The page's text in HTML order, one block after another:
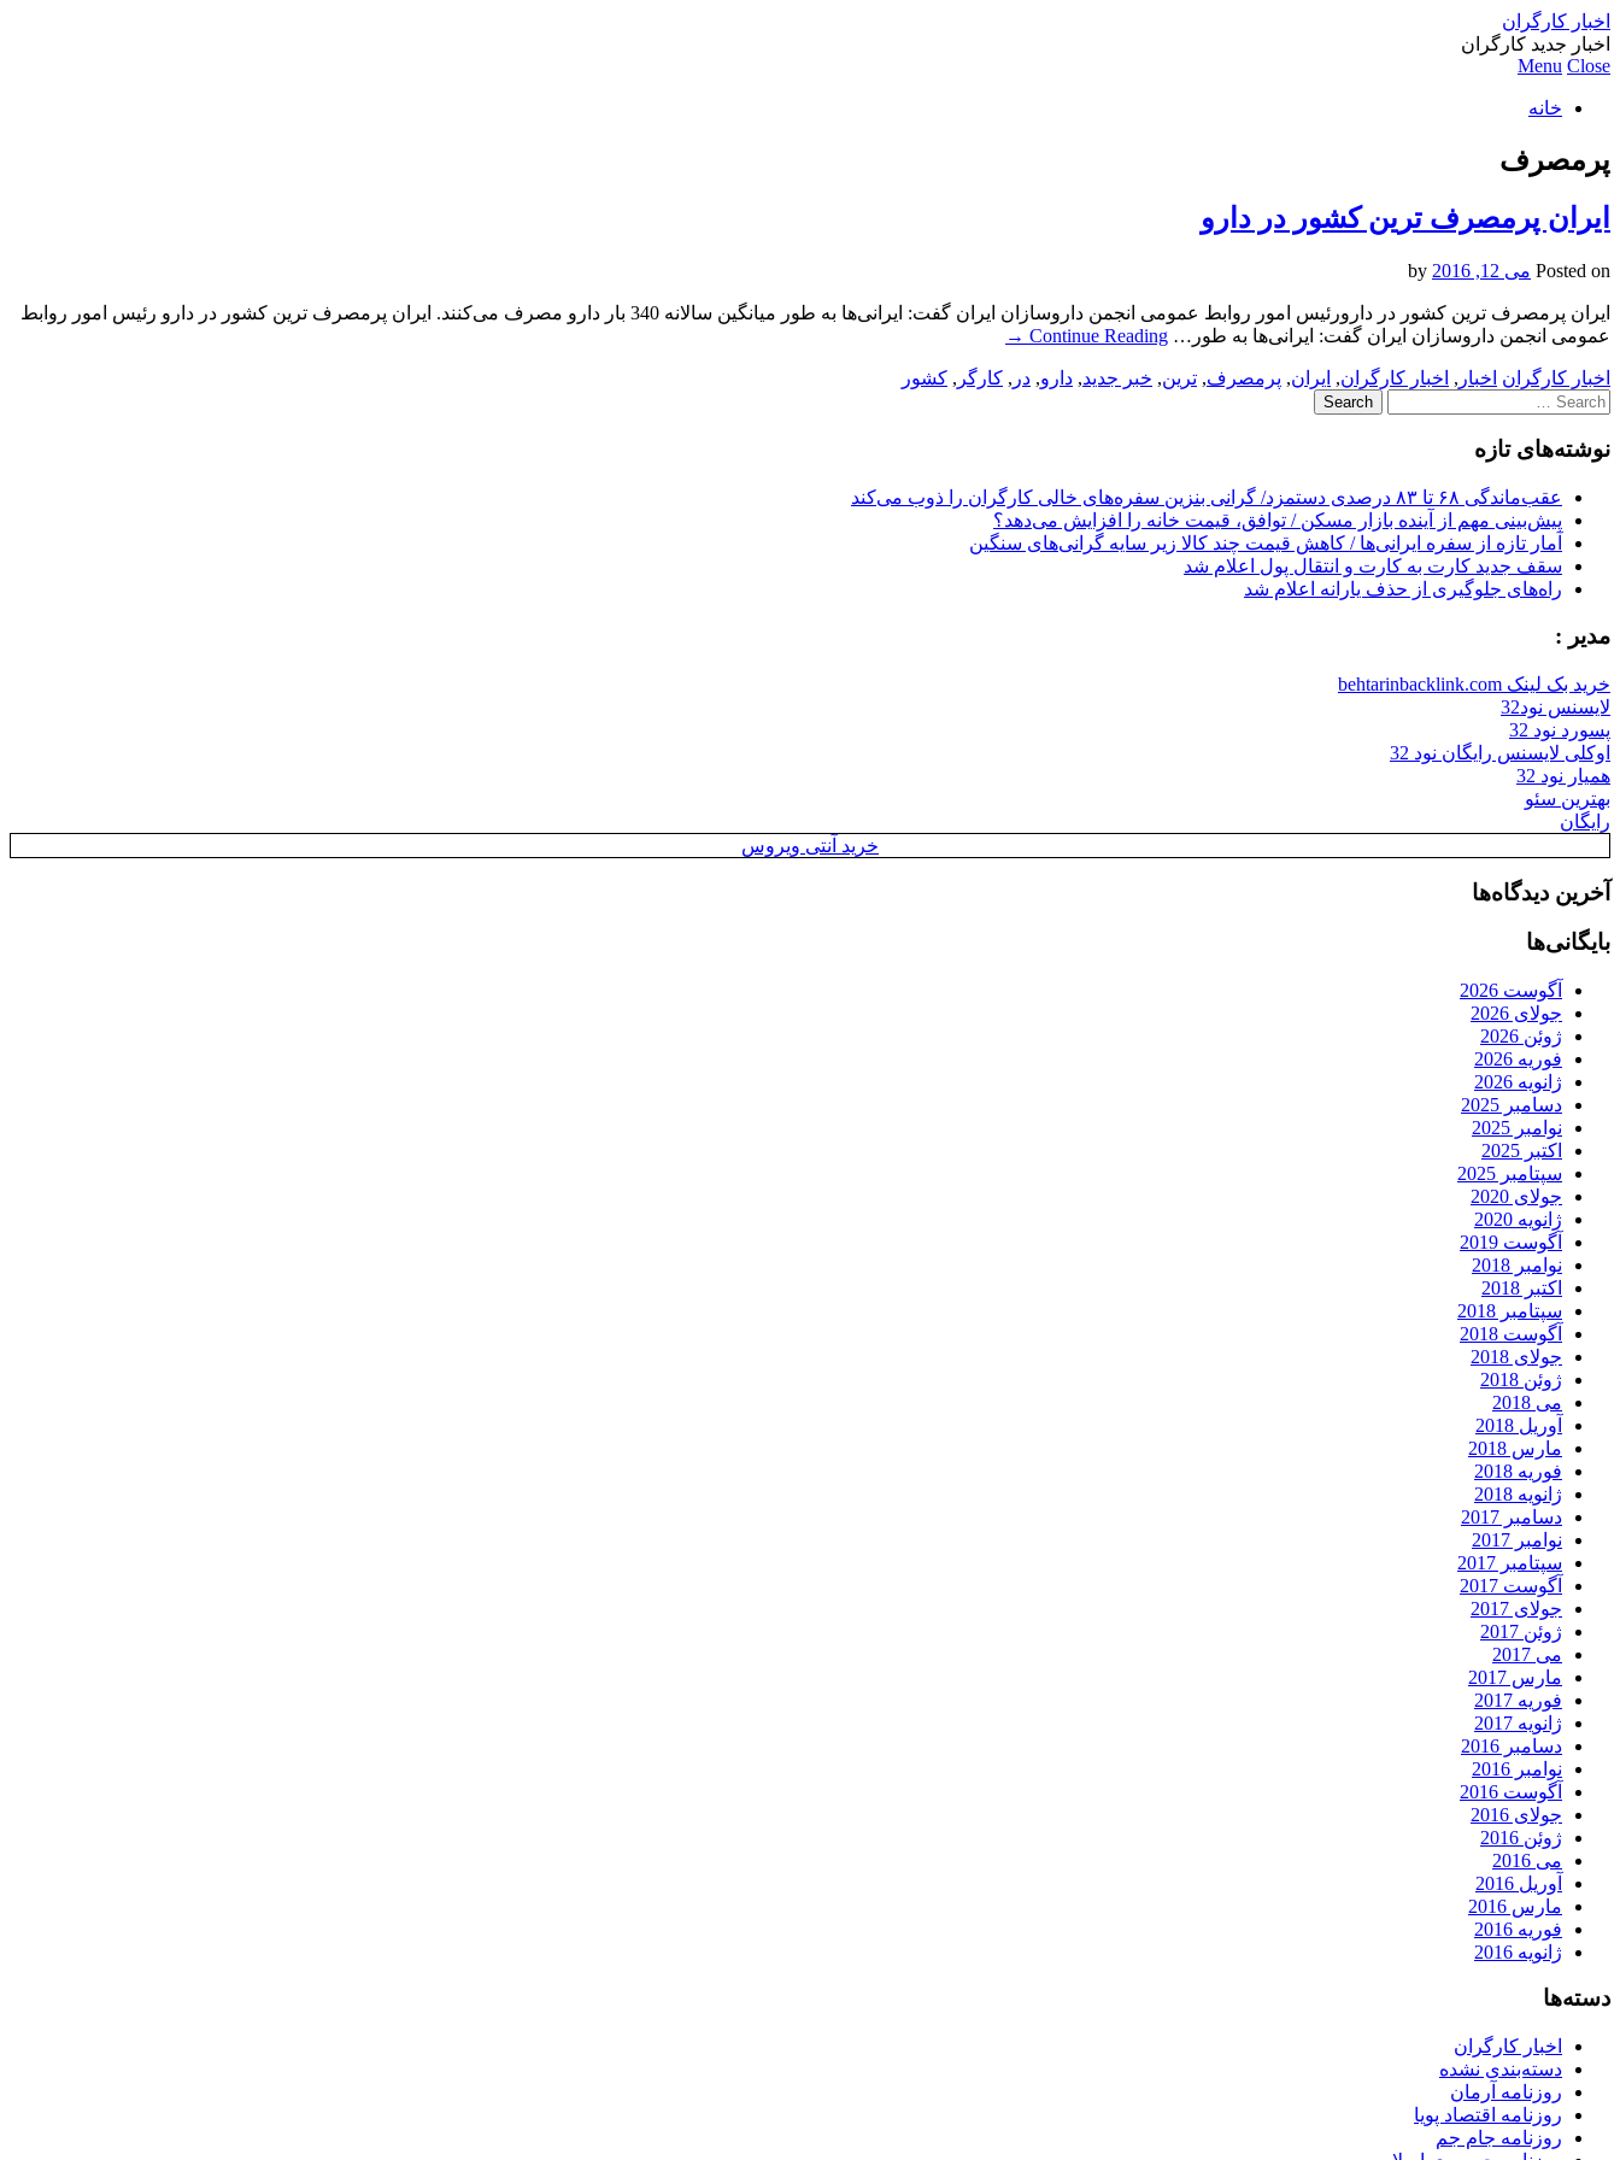
اخبار کارگران
اخبار جدید کارگران
Menu Close
خانه
پرمصرف
ایران پرمصرف ترین کشور در دارو
Posted on می 12, 2016
ایران پرمصرف ترین کشور در دارورئیس امور روابط عمومی انجمن داروسازان ایران گفت: ایرانی‌ها به طور میانگین سالانه 340 بار دارو مصرف می‌کنند. ایران پرمصرف ترین کشور در دارو رئیس امور روابط
عمومی انجمن داروسازان ایران گفت: ایرانی‌ها به طور… Continue Reading
→
اخبار کارگران اخبار , اخبار کارگران, ایران, پرمصرف, ترین, خبر جدید, دارو, در , کارگر , کشور
Search
for:
نوشته‌های تازه
عقب‌ماندگی ۶۸ تا ۸۳ درصدی دستمزد/ گرانی بنزین سفره‌های خالی کارگران را ذوب می‌کند
پیش‌بینی مهم از آینده بازار مسکن / توافق، قیمت خانه را افزایش می‌دهد؟
آمار تازه از سفره ایرانی‌ها / کاهش قیمت چند کالا زیر سایه گرانی‌های سنگین
سقف جدید کارت به کارت و انتقال پول اعلام شد
راه‌های جلوگیری از حذف یارانه اعلام شد
مدیر :
خرید بک لینک behtarinbacklink.com
لایسنس نود32
پسورد نود 32
اوکلی لایسنس رایگان نود 32
همیار نود 32
بهترین سئو
رایگان
خرید آنتی ویروس
آخرین دیدگاه‌ها
بایگانی‌ها
آگوست 2026
جولای 2026
ژوئن 2026
فوریه 2026
ژانویه 2026
دسامبر 2025
نوامبر 2025
اکتبر 2025
سپتامبر 2025
جولای 2020
ژانویه 2020
آگوست 2019
نوامبر 2018
اکتبر 2018
سپتامبر 2018
آگوست 2018
جولای 2018
ژوئن 2018
می 2018
آوریل 2018
مارس 2018
فوریه 2018
ژانویه 2018
دسامبر 2017
نوامبر 2017
سپتامبر 2017
آگوست 2017
جولای 2017
ژوئن 2017
می 2017
مارس 2017
فوریه 2017
ژانویه 2017
دسامبر 2016
نوامبر 2016
آگوست 2016
جولای 2016
ژوئن 2016
می 2016
آوریل 2016
مارس 2016
فوریه 2016
ژانویه 2016
دسته‌ها
اخبار کارگران
دسته‌بندی نشده
روزنامه آرمان
روزنامه اقتصاد پویا
روزنامه جام جم